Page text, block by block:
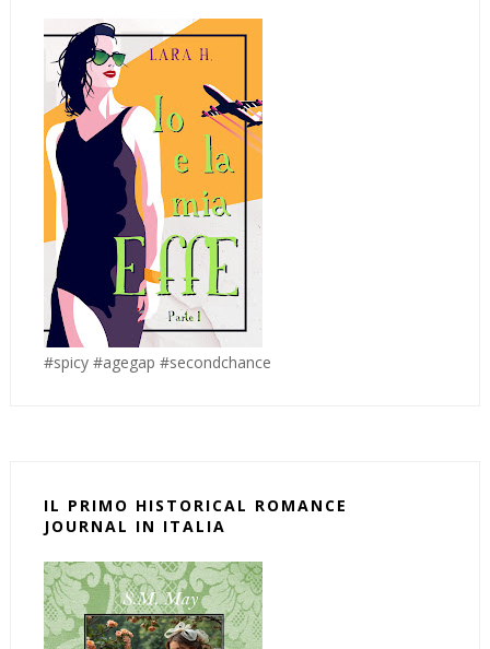
#spicy #agegap #secondchance
IL PRIMO HISTORICAL ROMANCE
JOURNAL IN ITALIA